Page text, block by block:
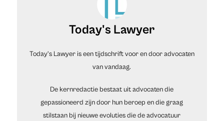
Today's Lawyer
Today’s Lawyer is een tijdschrift voor en door advocaten
van vandaag.
De kernredactie bestaat uit advocaten die
gepassioneerd zijn door hun beroep en die graag
stilstaan bij nieuwe evoluties die de advocatuur